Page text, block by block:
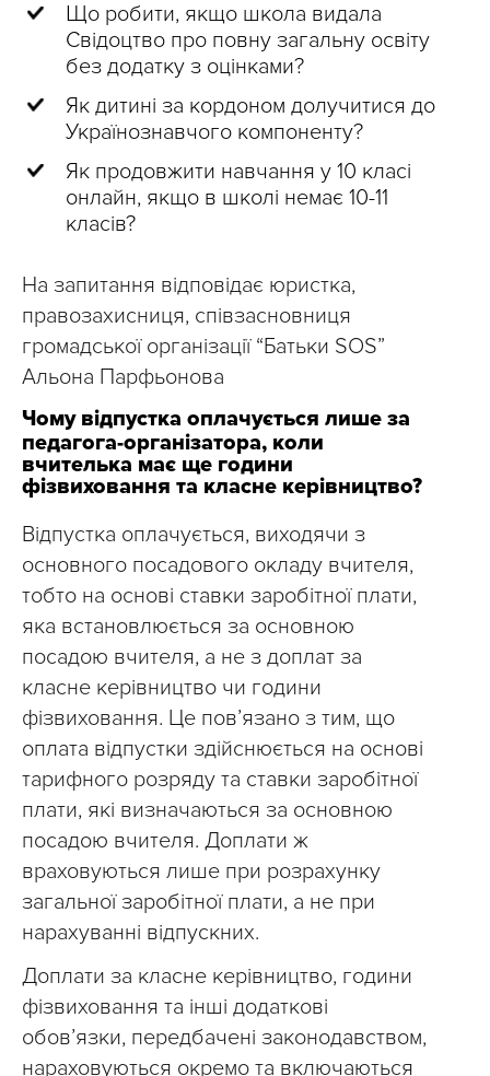
Що робити, якщо школа видала
Свідоцтво про повну загальну освіту
без додатку з оцінками?
Як дитині за кордоном долучитися до
Українознавчого компоненту?
Як продовжити навчання у 10 класі
онлайн, якщо в школі немає 10-11
класів?
На запитання відповідає юристка,
правозахисниця, співзасновниця
громадської організації “Батьки SOS”
Альона Парфьонова
Чому відпустка оплачується лише за
педагога-організатора, коли
вчителька має ще години
фізвиховання та класне керівництво?
Відпустка оплачується, виходячи з
основного посадового окладу вчителя,
тобто на основі ставки заробітної плати,
яка встановлюється за основною
посадою вчителя, а не з доплат за
класне керівництво чи години
фізвиховання. Це пов’язано з тим, що
оплата відпустки здійснюється на основі
тарифного розряду та ставки заробітної
плати, які визначаються за основною
посадою вчителя. Доплати ж
враховуються лише при розрахунку
загальної заробітної плати, а не при
нарахуванні відпускних.
Доплати за класне керівництво, години
фізвиховання та інші додаткові
обов’язки, передбачені законодавством,
нараховуються окремо та включаються